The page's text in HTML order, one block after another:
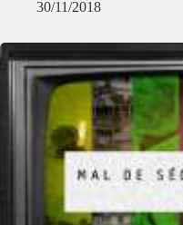
30/11/2018